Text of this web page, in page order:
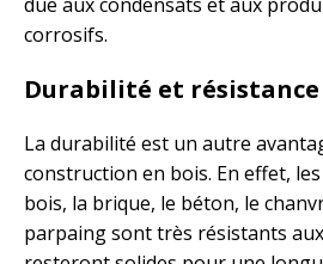
corrosifs.
Durabilité et résistance
La durabilité est un autre
construction en bois. En effet,
bois, la brique, le béton, le
parpaing sont très résistants